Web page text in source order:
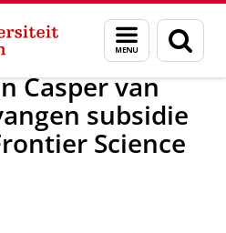
Menu
en
zoeken
Nieuwsberichten
Casper van
subsidie
Science